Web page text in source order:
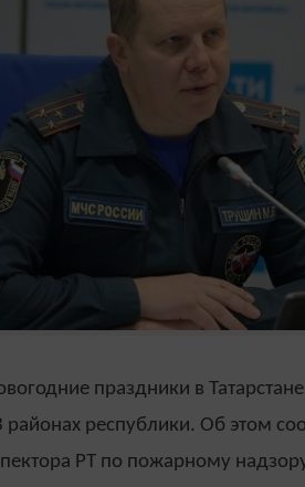
праздники в
районах республики. Об этом
РТ по пожарному